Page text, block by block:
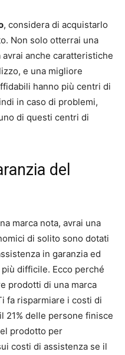
, considera di acquistarlo
Non solo otterrai una
anche caratteristiche
e una migliore
hanno più centri di
in caso di problemi,
di questi centri di
del
marca nota, avrai una
di solito sono dotati
in garanzia ed
difficile. Ecco perché
prodotti di una marca
fa risparmiare i costi di
21% delle persone finisce
prodotto per
costi di assistenza se il